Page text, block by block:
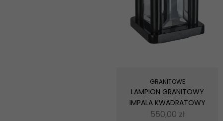
GRANITOWE
LAMPION GRANITOWY
IMPALA KWADRATOWY
550,00 zł